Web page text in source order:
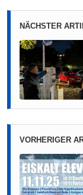
NÄCHSTER
VORHERIGER